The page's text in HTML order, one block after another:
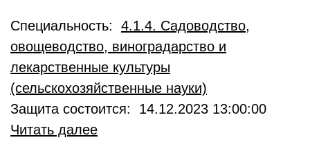
Специальность: 4.1.4. Садоводство,
овощеводство, виноградарство и
лекарственные культуры
(сельскохозяйственные науки)
Защита состоится: 14.12.2023 13:00:00
Читать далее